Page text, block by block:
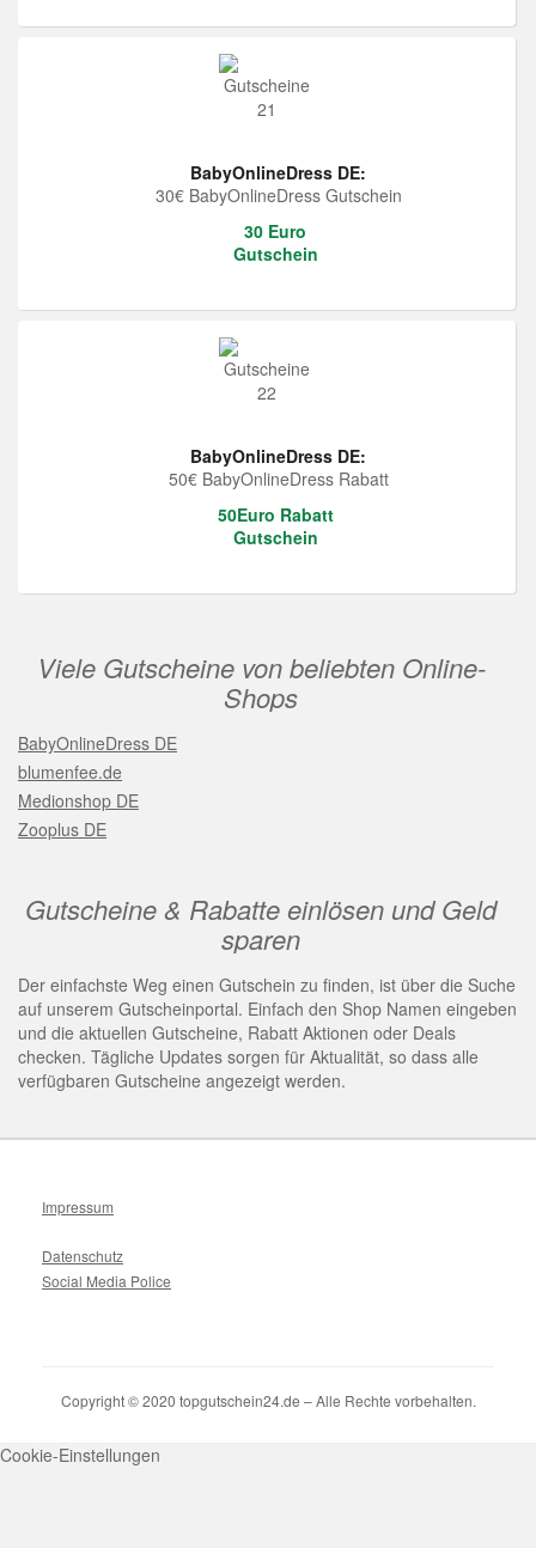
BabyOnlineDress DE:
30€ BabyOnlineDress Gutschein
30 Euro
Gutschein
BabyOnlineDress DE:
50€ BabyOnlineDress Rabatt
50Euro Rabatt
Gutschein
Viele Gutscheine von beliebten Online-
Shops
BabyOnlineDress DE
blumenfee.de
Medionshop DE
Zooplus DE
Gutscheine & Rabatte einlösen und Geld
sparen
Der einfachste Weg einen Gutschein zu finden, ist über die Suche
auf unserem Gutscheinportal. Einfach den Shop Namen eingeben
und die aktuellen Gutscheine, Rabatt Aktionen oder Deals
checken. Tägliche Updates sorgen für Aktualität, so dass alle
verfügbaren Gutscheine angezeigt werden.
Impressum
Datenschutz
Social Media Police
Copyright © 2020 topgutschein24.de – Alle Rechte vorbehalten.
Cookie-Einstellungen